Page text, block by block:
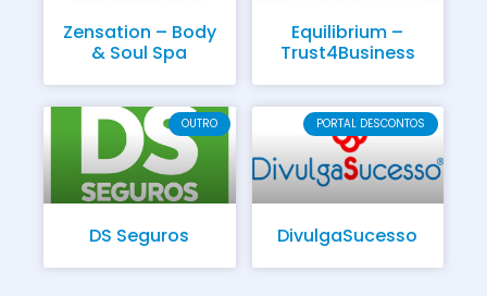
Zensation – Body
& Soul Spa
Equilibrium –
Trust4Business
OUTRO
DS Seguros
PORTAL DESCONTOS
DivulgaSucesso